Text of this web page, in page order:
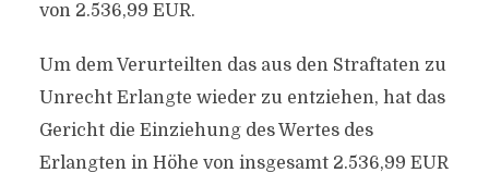
von 2.536,99 EUR.
Um dem Verurteilten das aus den Straftaten zu
Unrecht Erlangte wieder zu entziehen, hat das
Gericht die Einziehung des Wertes des
Erlangten in Höhe von insgesamt 2.536,99 EUR